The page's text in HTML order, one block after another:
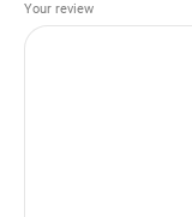
Your review